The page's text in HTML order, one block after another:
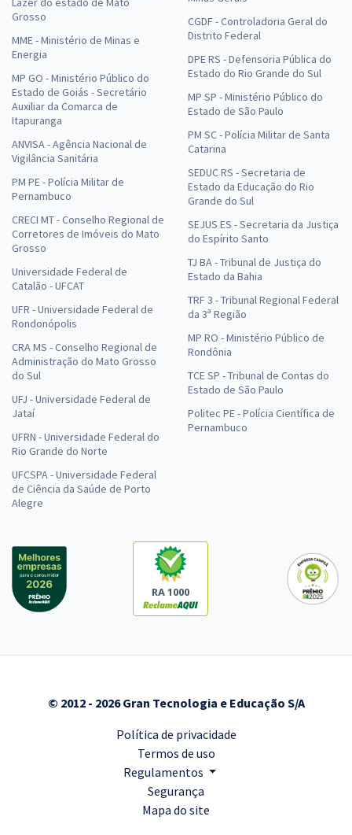
Grosso
MME - Ministério de Minas e
Energia
MP GO - Ministério Público do
Estado de Goiás - Secretário
Auxiliar da Comarca de
Itapuranga
ANVISA - Agência Nacional de
Vigilância Sanitária
PM PE - Polícia Militar de
Pernambuco
CRECI MT - Conselho Regional de
Corretores de Imóveis do Mato
Grosso
Universidade Federal de
Catalão - UFCAT
UFR - Universidade Federal de
Rondonópolis
CRA MS - Conselho Regional de
Administração do Mato Grosso
do Sul
UFJ - Universidade Federal de
Jataí
UFRN - Universidade Federal do
Rio Grande do Norte
UFCSPA - Universidade Federal
de Ciência da Saúde de Porto
Alegre
CGDF - Controladoria Geral do
Distrito Federal
DPE RS - Defensoria Pública do
Estado do Rio Grande do Sul
MP SP - Ministério Público do
Estado de São Paulo
PM SC - Polícia Militar de Santa
Catarina
SEDUC RS - Secretaria de
Estado da Educação do Rio
Grande do Sul
SEJUS ES - Secretaria da Justiça
do Espírito Santo
TJ BA - Tribunal de Justiça do
Estado da Bahia
TRF 3 - Tribunal Regional Federal
da 3ª Região
MP RO - Ministério Público de
Rondônia
TCE SP - Tribunal de Contas do
Estado de São Paulo
Politec PE - Polícia Científica de
Pernambuco
RA 1000
© 2012 - 2026 Gran Tecnologia e Educação S/A
Política de privacidade
Termos de uso
Regulamentos
Segurança
Mapa do site